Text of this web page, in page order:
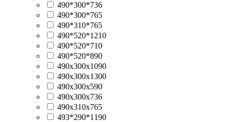
490*300*736
490*300*765
490*310*765
490*520*1210
490*520*710
490*520*890
490х300х1090
490х300х1300
490х300х590
490х300х736
490х310х765
493*290*1190